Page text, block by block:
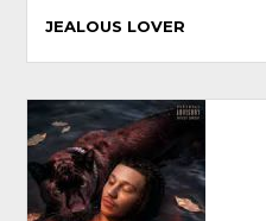
JEALOUS LOVER